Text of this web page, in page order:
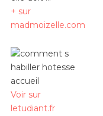
+ sur
madmoizelle.com
Voir sur
letudiant.fr